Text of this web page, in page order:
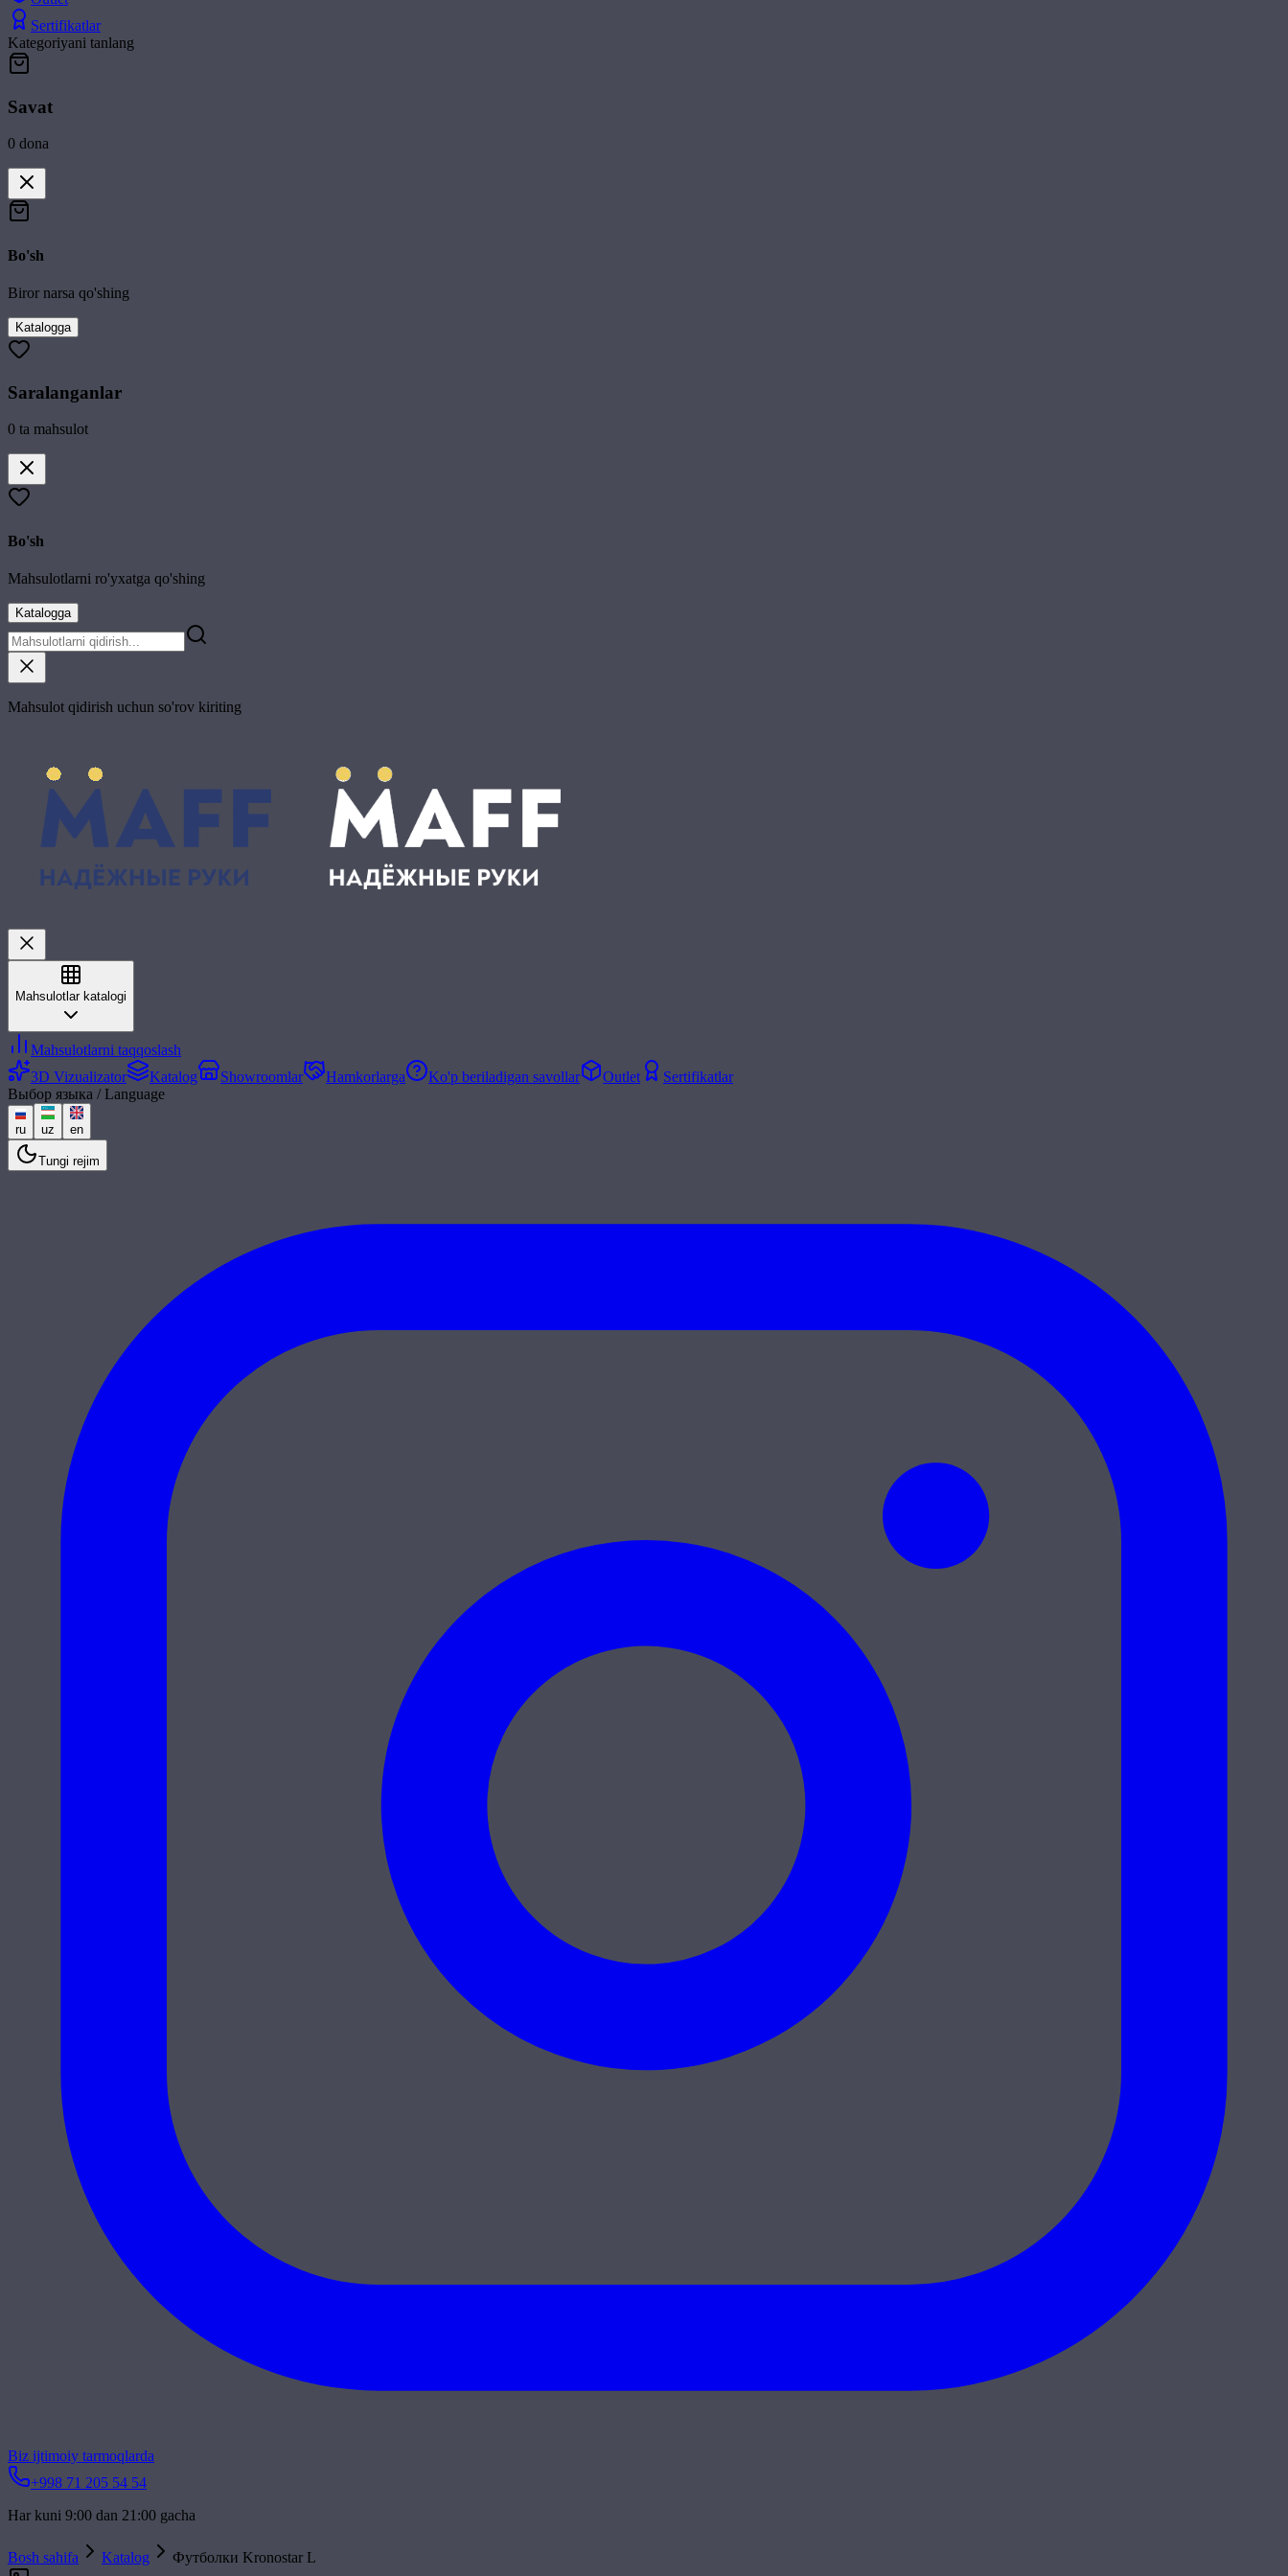
Sertifikatlar
Kategoriyani tanlang
Savat
0 dona
Bo'sh
Biror narsa qo'shing
Katalogga
Saralanganlar
0 ta mahsulot
Bo'sh
Mahsulotlarni ro'yxatga qo'shing
Katalogga
Mahsulot qidirish uchun so'rov kiriting
Mahsulotlar katalogi
Mahsulotlarni taqqoslash
3D Vizualizator
Katalog Showroomlar Hamkorlarga Ko'p beriladigan savollar Outlet
Sertifikatlar
Выбор языка / Language
ru uz en
Tungi rejim
Biz ijtimoiy tarmoqlarda
+998 71 205 54 54
Har kuni 9:00 dan 21:00 gacha
Bosh sahifa Katalog
Футболки Kronostar L